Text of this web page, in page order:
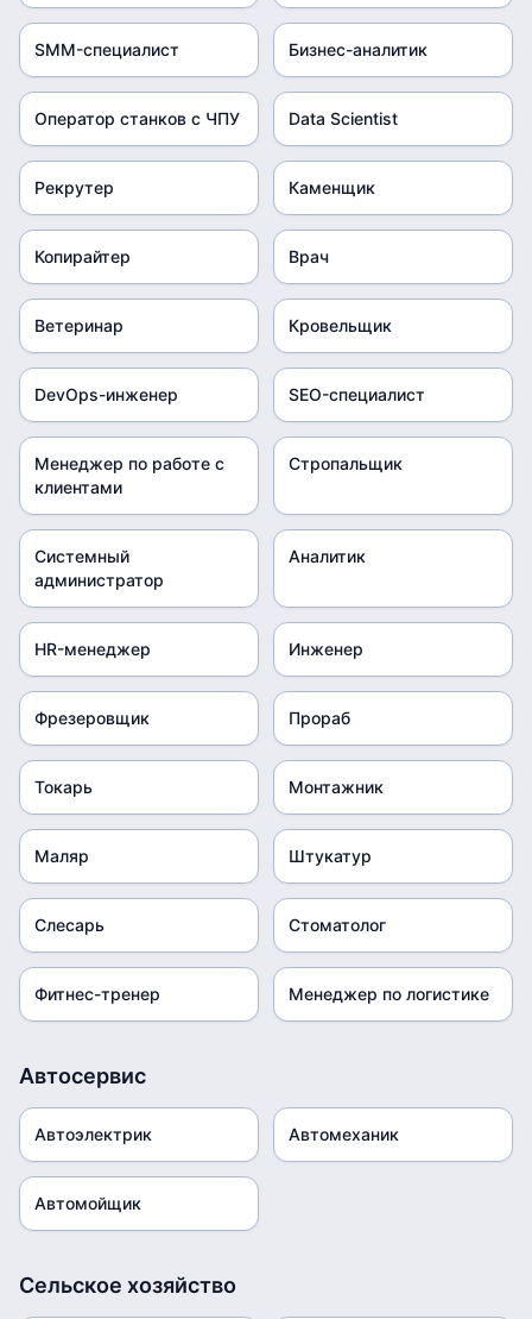
SMM-специалист Бизнес-аналитик
Оператор станков с ЧПУ Data Scientist
Рекрутер Каменщик
Копирайтер Врач
Ветеринар Кровельщик
DevOps-инженер SEO-специалист
Менеджер по работе с
клиентами
Стропальщик
Системный
администратор
Аналитик
HR-менеджер Инженер
Фрезеровщик Прораб
Токарь Монтажник
Маляр Штукатур
Слесарь Стоматолог
Фитнес-тренер Менеджер по логистике
Автосервис
Автоэлектрик Автомеханик
Автомойщик
Сельское хозяйство